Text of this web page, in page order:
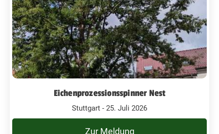
Eichenprozessionsspinner Nest
Stuttgart - 25. Juli 2026
Zur Meldung